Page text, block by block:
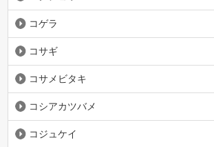
コゲラ
コサギ
コサメビタキ
コシアカツバメ
コジュケイ